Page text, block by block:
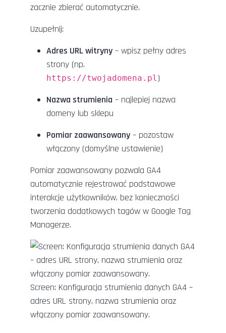
zacznie zbierać automatycznie.
Uzupełnij:
Adres URL witryny – wpisz pełny adres
strony (np.
https://twojadomena.pl)
Nazwa strumienia – najlepiej nazwa
domeny lub sklepu
Pomiar zaawansowany – pozostaw
włączony (domyślne ustawienie)
Pomiar zaawansowany pozwala GA4
automatycznie rejestrować podstawowe
interakcje użytkowników, bez konieczności
tworzenia dodatkowych tagów w Google Tag
Managerze.
Screen: Konfiguracja strumienia danych GA4 –
adres URL strony, nazwa strumienia oraz
włączony pomiar zaawansowany.